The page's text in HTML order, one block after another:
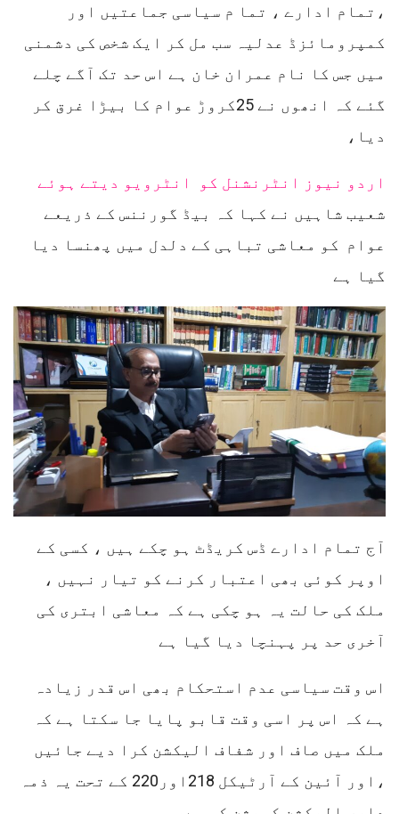
،تمام ادارے ، تما م سیاسی جماعتیں اور
کمپرومائزڈ عدلیہ سب مل کر ایک شخص کی دشمنی
میں جس کا نام عمران خان ہے اس حد تک آگے چلے
گئے کہ انھوں نے 25کروڑ عوام کا بیڑا غرق کر
دیا،
اردو نیوز انٹرنشنل کو انٹرویو دیتے ہوئے
شعیب شاہیں نے کہا کہ بیڈ گورننس کے ذریعے
عوام کو معاشی تباہی کے دلدل میں پھنسا دیا
گیا ہے
آج تمام ادارے ڈس کریڈٹ ہو چکے ہیں ، کسی کے
اوپر کوئی بھی اعتبار کرنے کو تیار نہیں ،
ملک کی حالت یہ ہو چکی ہے کہ معاشی ابتری کی
آخری حد پر پہنچا دیا گیا ہے
اس وقت سیاسی عدم استحکام بھی اس قدر زیادہ
ہے کہ اس پر اسی وقت قابو پایا جا سکتا ہے کہ
ملک میں صاف اور شفاف الیکشن کرا دیے جائیں
،اور آئین کے آرٹیکل 218اور220 کے تحت یہ ذمہ